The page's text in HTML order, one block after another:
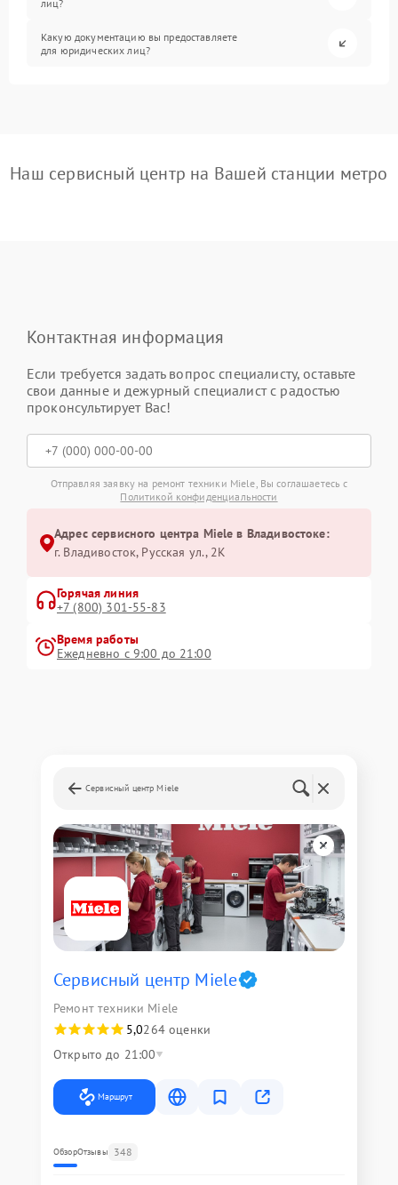
лиц?
Какую документацию вы предоставляете
для юридических лиц?
Наш сервисный центр на Вашей станции метро
Контактная информация
Если требуется задать вопрос специалисту, оставьте
свои данные и дежурный специалист с радостью
проконсультирует Вас!
Отправляя заявку на ремонт техники Miele, Вы соглашаетесь с
Политикой конфиденциальности
Адрес сервисного центра Miele в Владивостоке:
г. Владивосток, Русская ул., 2К
Горячая линия
+7 (800) 301-55-83
Время работы
Ежедневно с 9:00 до 21:00
Сервисный центр Miele
Сервисный центр Miele
Ремонт техники Miele
5,0264 оценки
Открыто до 21:00
Маршрут
ОбзорОтзывы 348